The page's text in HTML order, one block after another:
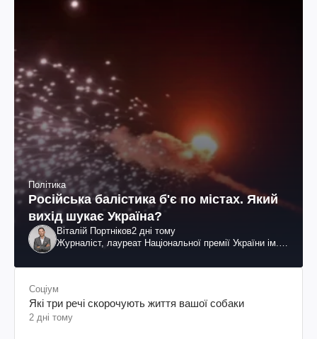
Політика
Російська балістика б'є по містах. Який
вихід шукає Україна?
Віталій Портніков2 дні тому
Журналіст, лауреат Національної премії України ім.
Соціум
Які три речі скорочують життя вашої собаки
2 дні тому